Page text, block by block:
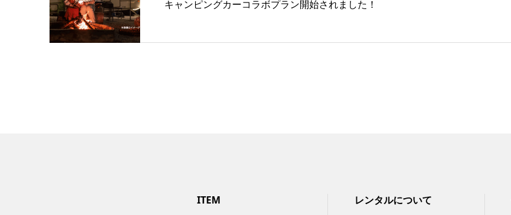
キャンピングカーコラボプラン開始されました！
ITEM レンタルについて